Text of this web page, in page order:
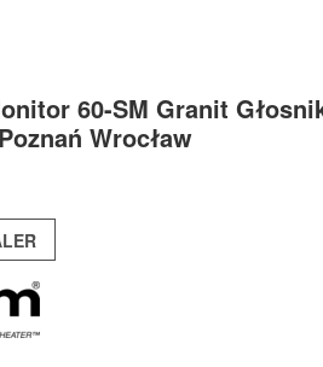
60-SM Granit
Wrocław